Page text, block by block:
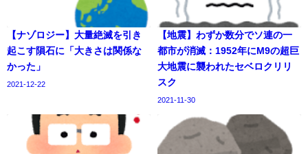
【ナゾロジー】大量絶滅を引き
起こす隕石に「大きさは関係な
かった」
2021-12-22
【地震】わずか数分でソ連の一
都市が消滅：1952年にM9の超巨
大地震に襲われたセベロクリリ
スク
2021-11-30